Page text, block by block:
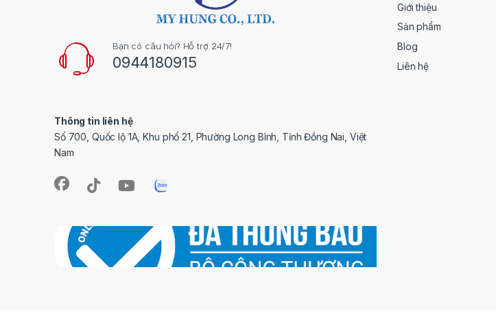
Bạn có câu hỏi? Hỗ trợ 24/7!
0944180915
Thông tin liên hệ
Số 700, Quốc lộ 1A, Khu phố 21, Phường Long Bình, Tỉnh Đồng Nai, Việt
Nam
Giới thiệu
Sản phẩm
Blog
Liên hệ